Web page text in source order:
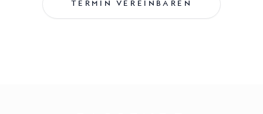
TERMIN VEREINBAREN